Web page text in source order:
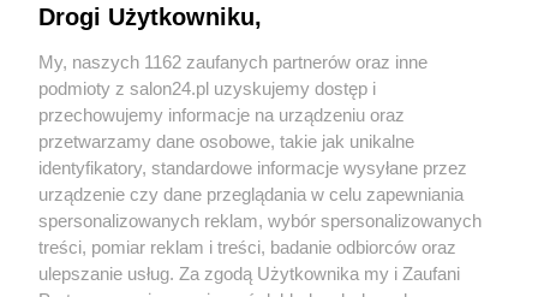
Sport
Społeczeństwo
Kultura
X Facebook Instagram Youtube
Drogi Użytkowniku,
My, naszych 1162 zaufanych partnerów oraz inne
podmioty z salon24.pl uzyskujemy dostęp i
przechowujemy informacje na urządzeniu oraz
przetwarzamy dane osobowe, takie jak unikalne
identyfikatory, standardowe informacje wysyłane przez
urządzenie czy dane przeglądania w celu zapewniania
spersonalizowanych reklam, wybór spersonalizowanych
treści, pomiar reklam i treści, badanie odbiorców oraz
ulepszanie usług. Za zgodą Użytkownika my i Zaufani